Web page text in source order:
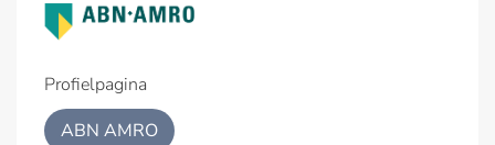
Profielpagina
ABN AMRO